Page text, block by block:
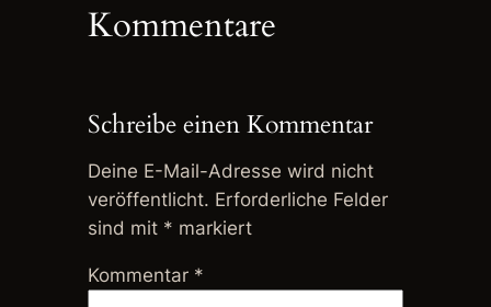
Kommentare
Schreibe einen Kommentar
Deine E-Mail-Adresse wird nicht
veröffentlicht. Erforderliche Felder
sind mit * markiert
Kommentar *